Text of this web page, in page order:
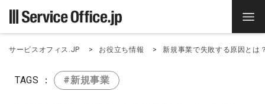
サービスオフィス.JP お役立ち情報 新規事業で失敗する原因とは
TAGS ： #新規事業